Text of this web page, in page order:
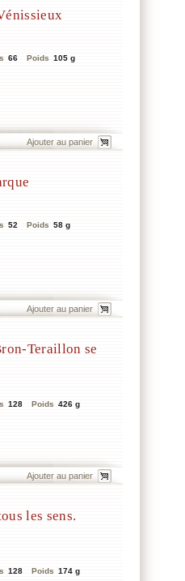
66 Poids 105 g
52 Poids 58 g
Teraillon se
128 Poids 426 g
les sens.
128 Poids 174 g